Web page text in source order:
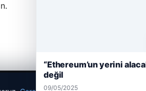
“Ethereum’un yerini
değil
09/05/2025